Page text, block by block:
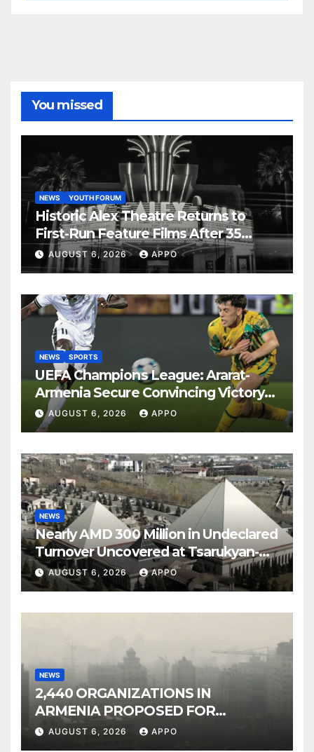
You missed
NEWS YOUTH FORUM
Historic Alex Theatre Returns to
First-Run Feature Films After 35
Years
AUGUST 6, 2026 APPO
NEWS SPORTS
UEFA Champions League: Ararat-
Armenia Secure Convincing Victory
Over Shamrock Rovers 2-0
AUGUST 6, 2026 APPO
NEWS
Nearly AMD 300 Million in Undeclared
Turnover Uncovered at Tsarukyan-
Owned Entertainment Center
AUGUST 6, 2026 APPO
NEWS
2,440 ORGANIZATIONS IN
ARMENIA PROPOSED FOR
INCLUSION IN LIST OF AIR
AUGUST 6, 2026 APPO